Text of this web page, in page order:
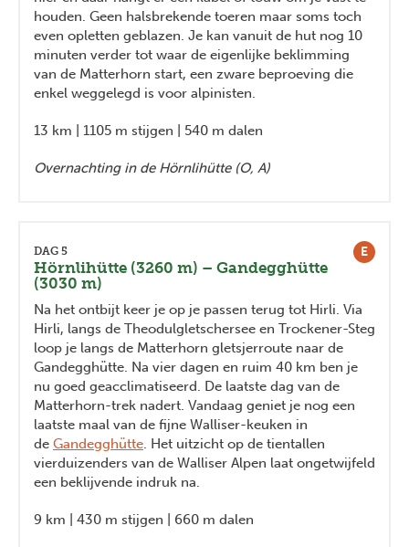
houden. Geen halsbrekende toeren maar soms toch
even opletten geblazen. Je kan vanuit de hut nog 10
minuten verder tot waar de eigenlijke beklimming
van de Matterhorn start, een zware beproeving die
enkel weggelegd is voor alpinisten.
13 km | 1105 m stijgen | 540 m dalen
Overnachting in de Hörnlihütte (O, A)
E
DAG 5
Hörnlihütte (3260 m) – Gandegghütte
(3030 m)
Na het ontbijt keer je op je passen terug tot Hirli. Via
Hirli, langs de Theodulgletschersee en Trockener-Steg
loop je langs de Matterhorn gletsjerroute naar de
Gandegghütte. Na vier dagen en ruim 40 km ben je
nu goed geacclimatiseerd. De laatste dag van de
Matterhorn-trek nadert. Vandaag geniet je nog een
laatste maal van de fijne Walliser-keuken in
de Gandegghütte. Het uitzicht op de tientallen
vierduizenders van de Walliser Alpen laat ongetwijfeld
een beklijvende indruk na.
9 km | 430 m stijgen | 660 m dalen